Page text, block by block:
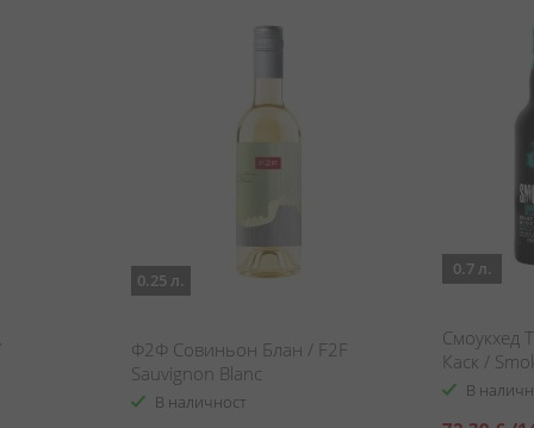
0.25 л.
Ф2Ф Совиньон Блан / F2F
Sauvignon Blanc
В наличност
0.7 л.
Смоукхед
Каск /
Tequila
В